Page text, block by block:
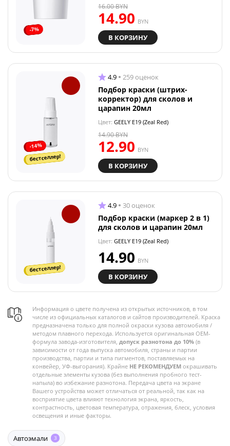
-7%
14.90 BYN
16.00BYN
В КОРЗИНУ
-14%
бестселлер!
4.9 259 оценок
Подбор краски (штрих-
корректор) для сколов и
царапин 20мл
Цвет: GEELY E19 (Zeal Red)
12.90 BYN
14.90BYN
В КОРЗИНУ
бестселлер!
4.9 30 оценок
Подбор краски (маркер 2 в 1)
для сколов и царапин 20мл
Цвет: GEELY E19 (Zeal Red)
14.90 BYN
В КОРЗИНУ
Информация о цвете получена из открытых источников, в том
числе из официальных каталогов и сайтов производителей. Краска
предназначена только для полной окраски кузова автомобиля /
методом плавного перехода. Используется оригинальная OEM-
формула завода-изготовителя, допуск разнотона до 10% (в
зависимости от года выпуска автомобиля, страны и партии
производства, партии и типа пигментов, поставляемых на
конвейер, УФ-выгорания). Крайне НЕ РЕКОМЕНДУЕМ окрашивать
отдельные элементы кузова (без выполнения пробного тест-
напыла) во избежание разнотона. Передача цвета на экране
Вашего устройства может отличаться от реальной, так как на
восприятие цвета влияют технология экрана, яркость,
контрастность, цветовая температура, отражения, блеск, условия
освещения и иные факторы.
Автоэмали 3